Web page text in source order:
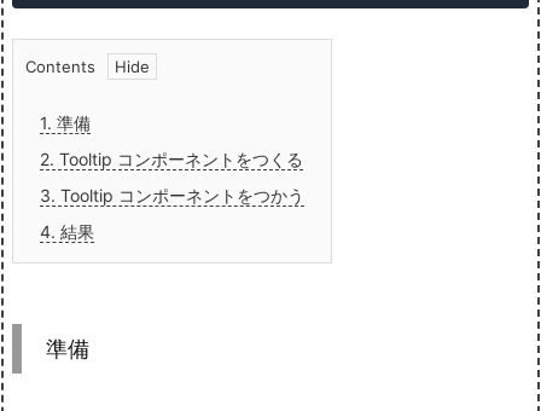
Contents
1. 準備
2. Tooltip コンポーネントをつくる
3. Tooltip コンポーネントをつかう
4. 結果
準備